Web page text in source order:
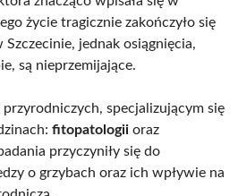
życie tragicznie zakończyło się
Szczecinie, jednak osiągnięcia,
są nieprzemijające.
przyrodniczych, specjalizującym się
fitopatologii oraz
przyczyniły się do
o grzybach oraz ich wpływie na